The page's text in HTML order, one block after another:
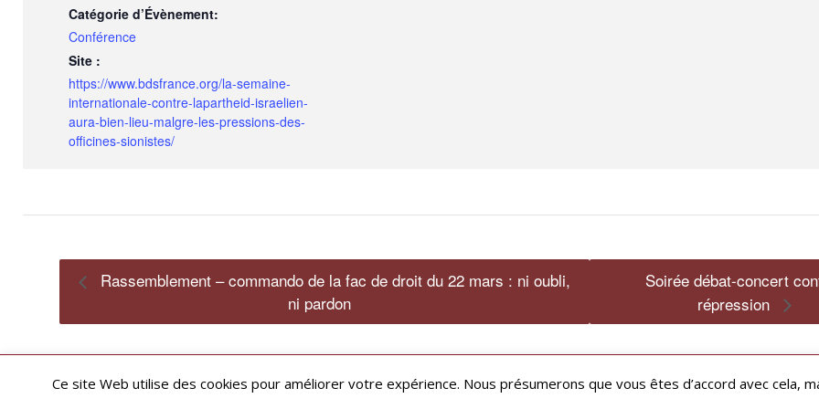
Catégorie d’Évènement:
Conférence
Site :
https://www.bdsfrance.org/la-semaine-
internationale-contre-lapartheid-israelien-
aura-bien-lieu-malgre-les-pressions-des-
officines-sionistes/
Rassemblement – commando de la fac de droit du 22 mars : ni oubli,
ni pardon
Soirée débat-concert
répression
ARCHIVES MENTIONS LÉGALES POLITIQUE DE CONFIDENTIALITE CGU
Restez informé·e des dernières actualités du Poing ! ABONNEZ-VOUS À LA NEWSLETTER
Ce site Web utilise des cookies pour améliorer votre expérience. Nous présumerons que vous êtes d’accord avec cela,